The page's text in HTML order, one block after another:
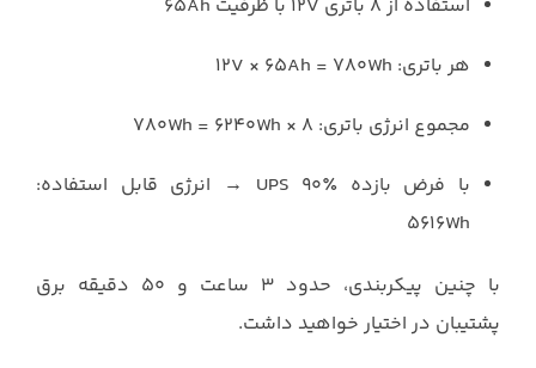
استفاده از ۸ باتری ۱۲V با ظرفیت ۶۵Ah
هر باتری: ۱۲V × ۶۵Ah = ۷۸۰Wh
مجموع انرژی باتری: ۸ × ۷۸۰Wh = ۶۲۴۰Wh
با فرض بازده UPS ۹۰٪ → انرژی قابل استفاده:
۵۶۱۶Wh
با چنین پیکربندی، حدود ۳ ساعت و ۵۰ دقیقه برق
پشتیبان در اختیار خواهید داشت.